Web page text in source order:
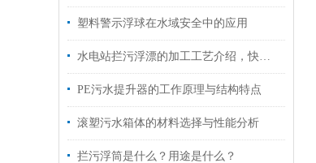
塑料警示浮球在水域安全中的应用
水电站拦污浮漂的加工工艺介绍，快来了解一下吧！
PE污水提升器的工作原理与结构特点
滚塑污水箱体的材料选择与性能分析
拦污浮筒是什么？用途是什么？